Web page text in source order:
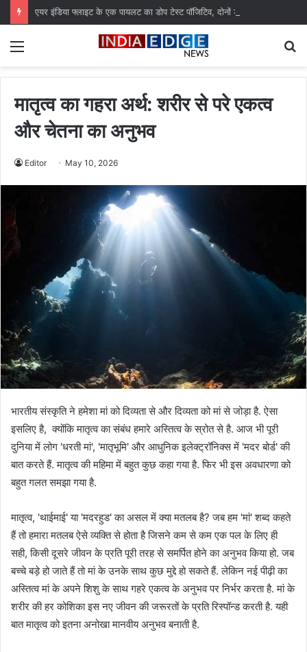
Menu
मातृत्व का गहरा अर्थ: शरीर से परे एकत्व
और चेतना का अनुभव
Editor May 10, 2026
भारतीय संस्कृति ने हमेशा मां को दिव्यता से और दिव्यता को मां से जोड़ा है. ऐसा
इसलिए है, क्योंकि मातृत्व का संबंध हमारे अस्तित्व के स्रोत से है. आज भी पूरी
दुनिया में लोग 'धरती मां', 'मातृभूमि' और आधुनिक इलेक्ट्रॉनिक्स में 'मदर बोर्ड' की
बात करते हैं. मातृत्व की महिमा में बहुत कुछ कहा गया है. फिर भी इस अवधारणा को
बहुत गलत समझा गया है.
मातृत्व, 'थाईमाई' या 'मदरहुड' का असल में क्या मतलब है? जब हम 'मां' शब्द कहते
हैं तो हमारा मतलब ऐसे व्यक्ति से होता है जिसने कम से कम एक पल के लिए ही
सही, किसी दूसरे जीवन के प्रति पूरी तरह से समर्पित होने का अनुभव किया हो. जब
बच्चे बड़े हो जाते हैं तो मां के उनके साथ कुछ मुद्दे हो सकते हैं. लेकिन नई पीढ़ी का
अस्तित्व मां के अपने शिशु के साथ गहरे एकत्व के अनुभव पर निर्भर करता है. मां के
शरीर की हर कोशिका इस नए जीवन की जरूरतों के प्रति रिस्पॉन्ड करती है. यही
बात मातृत्व को इतना अनोखा मानवीय अनुभव बनाती है.